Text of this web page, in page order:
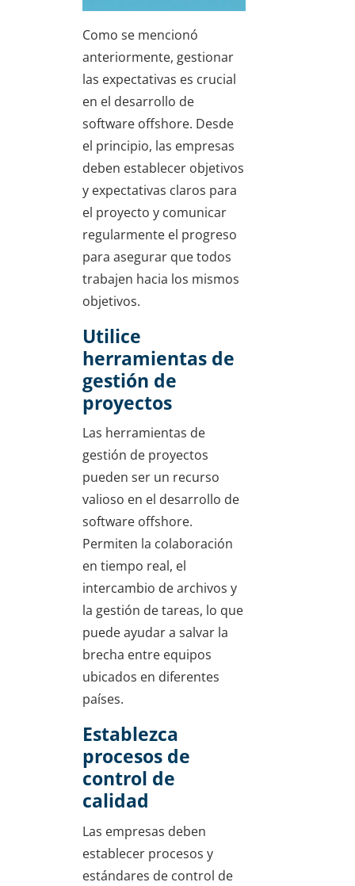
Como se mencionó
anteriormente, gestionar
las expectativas es crucial
en el desarrollo de
software offshore. Desde
el principio, las empresas
deben establecer objetivos
y expectativas claros para
el proyecto y comunicar
regularmente el progreso
para asegurar que todos
trabajen hacia los mismos
objetivos.
Utilice
herramientas de
gestión de
proyectos
Las herramientas de
gestión de proyectos
pueden ser un recurso
valioso en el desarrollo de
software offshore.
Permiten la colaboración
en tiempo real, el
intercambio de archivos y
la gestión de tareas, lo que
puede ayudar a salvar la
brecha entre equipos
ubicados en diferentes
países.
Establezca
procesos de
control de
calidad
Las empresas deben
establecer procesos y
estándares de control de